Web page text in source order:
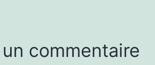
commentaire